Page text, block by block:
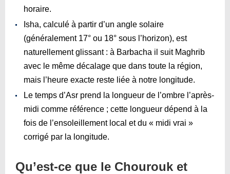
horaire.
Isha, calculé à partir d’un angle solaire
(généralement 17° ou 18° sous l’horizon), est
naturellement glissant : à Barbacha il suit Maghrib
avec le même décalage que dans toute la région,
mais l’heure exacte reste liée à notre longitude.
Le temps d’Asr prend la longueur de l’ombre l’après-
midi comme référence ; cette longueur dépend à la
fois de l’ensoleillement local et du « midi vrai »
corrigé par la longitude.
Qu’est-ce que le Chourouk et